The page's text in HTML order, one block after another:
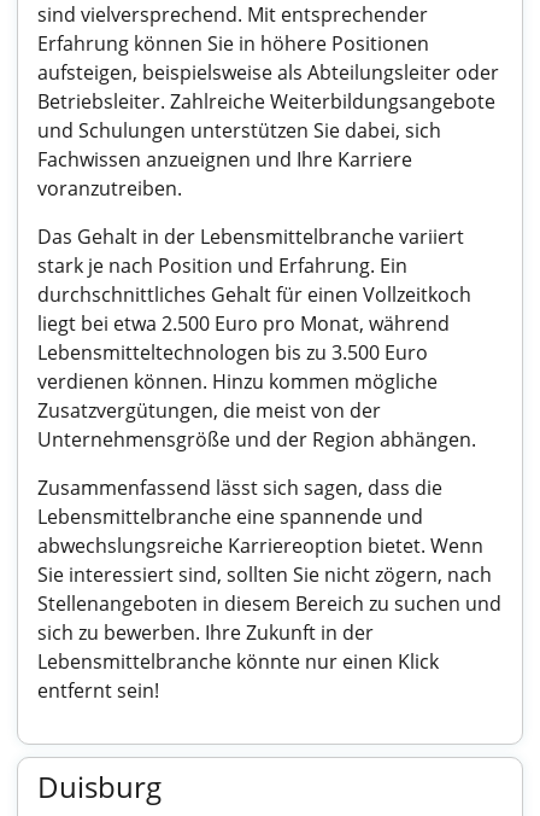
sind vielversprechend. Mit entsprechender
Erfahrung können Sie in höhere Positionen
aufsteigen, beispielsweise als Abteilungsleiter oder
Betriebsleiter. Zahlreiche Weiterbildungsangebote
und Schulungen unterstützen Sie dabei, sich
Fachwissen anzueignen und Ihre Karriere
voranzutreiben.
Das Gehalt in der Lebensmittelbranche variiert
stark je nach Position und Erfahrung. Ein
durchschnittliches Gehalt für einen Vollzeitkoch
liegt bei etwa 2.500 Euro pro Monat, während
Lebensmitteltechnologen bis zu 3.500 Euro
verdienen können. Hinzu kommen mögliche
Zusatzvergütungen, die meist von der
Unternehmensgröße und der Region abhängen.
Zusammenfassend lässt sich sagen, dass die
Lebensmittelbranche eine spannende und
abwechslungsreiche Karriereoption bietet. Wenn
Sie interessiert sind, sollten Sie nicht zögern, nach
Stellenangeboten in diesem Bereich zu suchen und
sich zu bewerben. Ihre Zukunft in der
Lebensmittelbranche könnte nur einen Klick
entfernt sein!
Duisburg